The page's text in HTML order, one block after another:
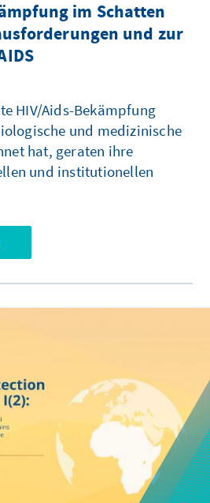
im Schatten
und zur
HIV/Aids-Bekämpfung
und medizinische
hat, geraten ihre
und institutionellen